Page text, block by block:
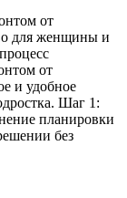
от
для женщины и
от
и удобное
Шаг 1:
планировки
без